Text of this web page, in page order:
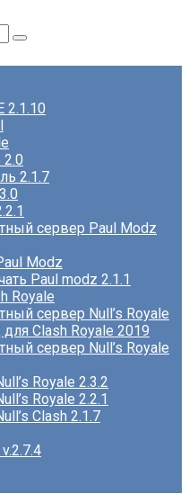
2.1.10
2.0
2.1.7
сервер Paul Modz
Modz
Paul modz 2.1.1
Royale
сервер Null’s Royale
Clash Royale 2019
сервер Null’s Royale
Royale 2.3.2
Royale 2.2.1
Clash 2.1.7